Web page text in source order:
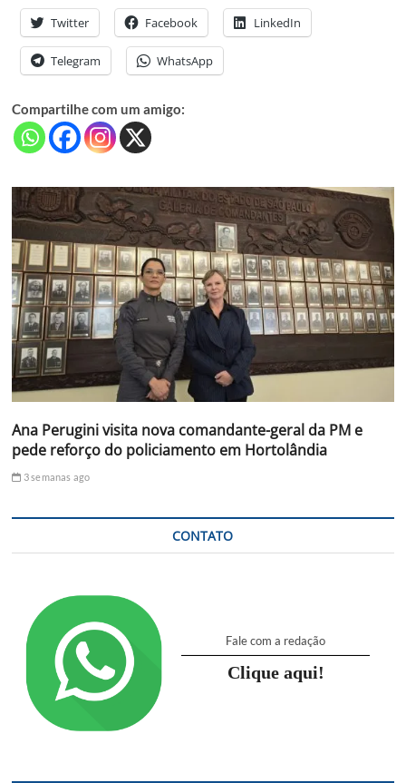
Twitter Facebook LinkedIn
Telegram WhatsApp
Compartilhe com um amigo:
Ana Perugini visita nova comandante-geral da PM e
pede reforço do policiamento em Hortolândia
3 semanas ago
CONTATO
Fale com a redação
Clique aqui!